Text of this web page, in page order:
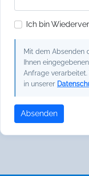
Ich bin
Mit dem Absenden
Ihnen
Anfrage
in unserer
Absenden